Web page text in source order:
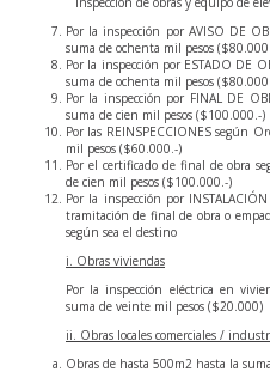
Por la inspección por AVISO DE
suma de ochenta mil pesos
Por la inspección por ESTADO DE
suma de ochenta mil pesos
Por la inspección por FINAL DE
suma de cien mil pesos ($100.000.-)
Por las REINSPECCIONES según
mil pesos ($60.000.-)
Por el certificado de final de obra
de cien mil pesos ($100.000.-)
Por la inspección por
tramitación de final de obra o
según sea el destino
i. Obras viviendas
Por la inspección eléctrica en
suma de veinte mil pesos ($20.000)
ii. Obras locales comerciales /
Obras de hasta 500m2 hasta la